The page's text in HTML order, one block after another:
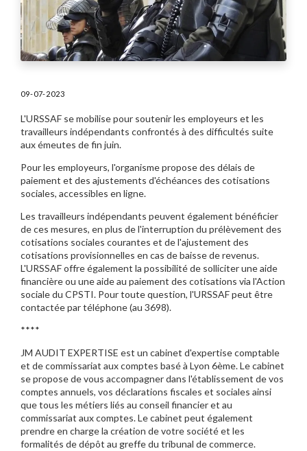
09-07-2023
L'URSSAF se mobilise pour soutenir les employeurs et les
travailleurs indépendants confrontés à des difficultés suite
aux émeutes de fin juin.
Pour les employeurs, l'organisme propose des délais de
paiement et des ajustements d'échéances des cotisations
sociales, accessibles en ligne.
Les travailleurs indépendants peuvent également bénéficier
de ces mesures, en plus de l'interruption du prélèvement des
cotisations sociales courantes et de l'ajustement des
cotisations provisionnelles en cas de baisse de revenus.
L'URSSAF offre également la possibilité de solliciter une aide
financière ou une aide au paiement des cotisations via l'Action
sociale du CPSTI. Pour toute question, l'URSSAF peut être
contactée par téléphone (au 3698).
****
JM AUDIT EXPERTISE est un cabinet d'expertise comptable
et de commissariat aux comptes basé à Lyon 6ème. Le cabinet
se propose de vous accompagner dans l'établissement de vos
comptes annuels, vos déclarations fiscales et sociales ainsi
que tous les métiers liés au conseil financier et au
commissariat aux comptes. Le cabinet peut également
prendre en charge la création de votre société et les
formalités de dépôt au greffe du tribunal de commerce.